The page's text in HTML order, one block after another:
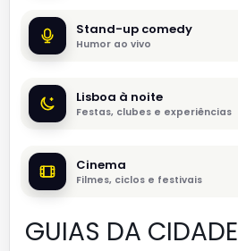
Stand-up comedy
Humor ao vivo
Lisboa à noite
Festas, clubes e experiências
Cinema
Filmes, ciclos e festivais
GUIAS DA CIDADE